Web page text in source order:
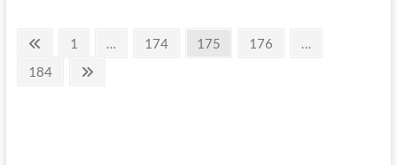
mejor
Paginación
de
PáginaPágina
1 … Página
174 Página
175 Página
176
…
Página
184
Página